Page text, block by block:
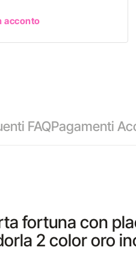
acconto
FAQPagamenti
fortuna con
2 color oro